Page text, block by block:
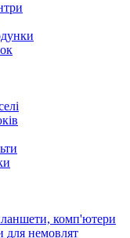
комп'ютери
для немовлят